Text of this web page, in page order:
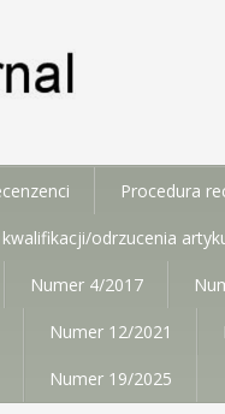
Procedura
odrzucenia
Numer 4/2017
Numer 12/2021
Numer 19/2025